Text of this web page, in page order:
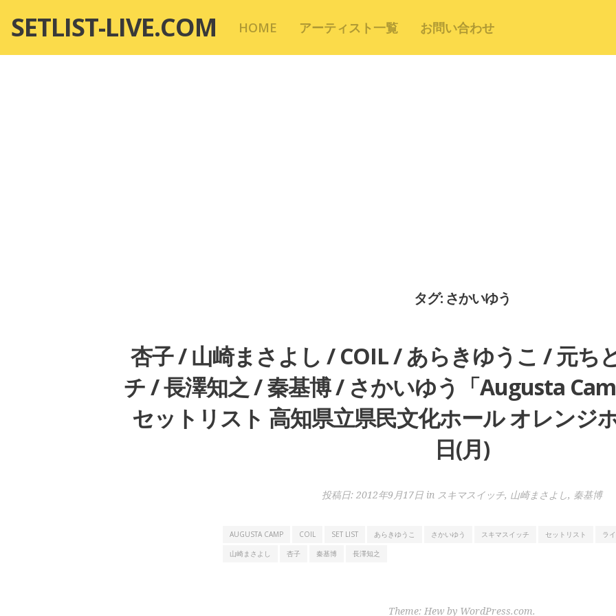
テ
SETLIST-LIVE.COM HOME アーティスト一覧 お問い合わせ
タグ: さかいゆう
杏子 / 山崎まさよし / COIL / あらきゆうこ / 元ち
チ / 長澤知之 / 秦基博 / さかいゆう「Augusta
セットリスト 高知県立県民文化ホール オレンジ
日(月)
投稿日: 2012年9月17日 in スキマスイッチ, 山崎まさよし, 秦基博
AUGUSTA CAMP COIL SET LIST あらきゆうこ さかいゆう スキマスイッチ セットリスト ラ
山崎まさよし
杏子 秦基博 長澤知之
Theme: Hew by WordPress.com.